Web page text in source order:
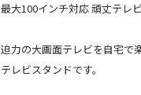
最大100インチ対応 頑丈テレ
迫力の大画面テレビを自宅で
テレビスタンドです。